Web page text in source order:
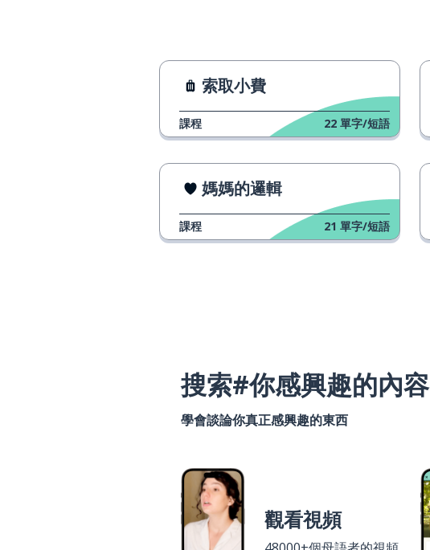
索取小費
課程 22 單字/短語
媽媽的邏輯
課程 21 單字/短語
搜索#你感興趣的內容
學會談論你真正感興趣的東西
觀看視頻